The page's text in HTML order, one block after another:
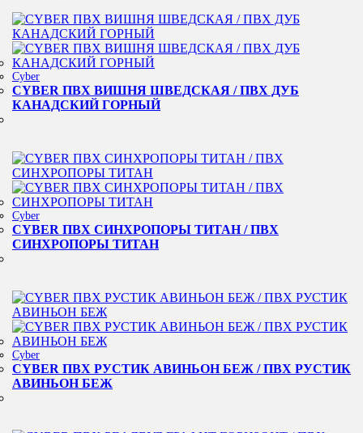
Cyber
CYBER ПВХ ВИШНЯ ШВЕДСКАЯ / ПВХ ДУБ
КАНАДСКИЙ ГОРНЫЙ
Cyber
CYBER ПВХ СИНХРОПОРЫ ТИТАН / ПВХ
СИНХРОПОРЫ ТИТАН
Cyber
CYBER ПВХ РУСТИК АВИНЬОН БЕЖ / ПВХ РУСТИК
АВИНЬОН БЕЖ